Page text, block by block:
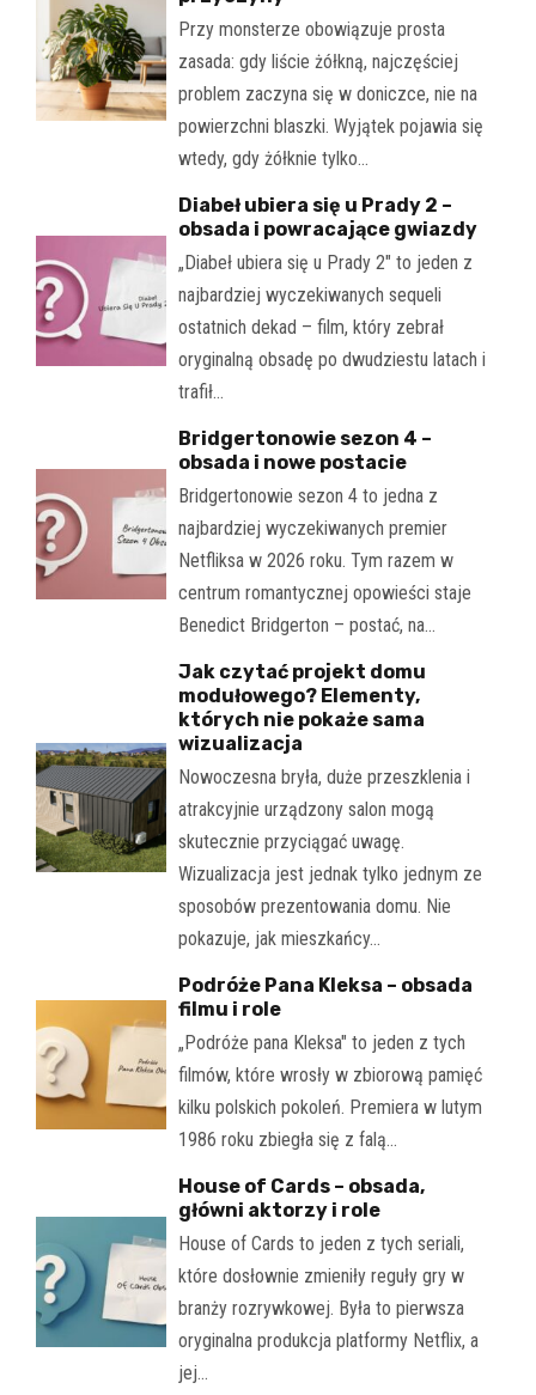
Przy monsterze obowiązuje prosta
zasada: gdy liście żółkną, najczęściej
problem zaczyna się w doniczce, nie na
powierzchni blaszki. Wyjątek pojawia się
wtedy, gdy żółknie tylko…
Diabeł ubiera się u Prady 2 –
obsada i powracające gwiazdy
„Diabeł ubiera się u Prady 2" to jeden z
najbardziej wyczekiwanych sequeli
ostatnich dekad – film, który zebrał
oryginalną obsadę po dwudziestu latach i
trafił…
Bridgertonowie sezon 4 –
obsada i nowe postacie
Bridgertonowie sezon 4 to jedna z
najbardziej wyczekiwanych premier
Netfliksa w 2026 roku. Tym razem w
centrum romantycznej opowieści staje
Benedict Bridgerton – postać, na…
Jak czytać projekt domu
modułowego? Elementy,
których nie pokaże sama
wizualizacja
Nowoczesna bryła, duże przeszklenia i
atrakcyjnie urządzony salon mogą
skutecznie przyciągać uwagę.
Wizualizacja jest jednak tylko jednym ze
sposobów prezentowania domu. Nie
pokazuje, jak mieszkańcy…
Podróże Pana Kleksa – obsada
filmu i role
„Podróże pana Kleksa" to jeden z tych
filmów, które wrosły w zbiorową pamięć
kilku polskich pokoleń. Premiera w lutym
1986 roku zbiegła się z falą…
House of Cards – obsada,
główni aktorzy i role
House of Cards to jeden z tych seriali,
które dosłownie zmieniły reguły gry w
branży rozrywkowej. Była to pierwsza
oryginalna produkcja platformy Netflix, a
jej…